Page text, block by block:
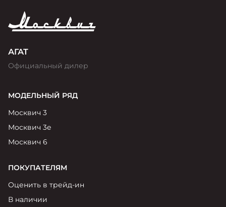
АГАТ
Официальный дилер
МОДЕЛЬНЫЙ РЯД
Москвич 3
Москвич 3е
Москвич 6
ПОКУПАТЕЛЯМ
Оценить в трейд-ин
В наличии